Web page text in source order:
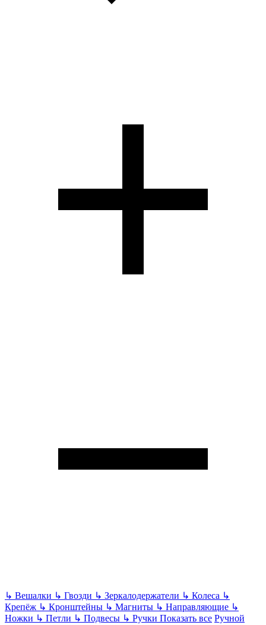
↳ Вешалки ↳ Гвозди ↳ Зеркалодержатели ↳ Колеса ↳
Крепёж ↳ Кронштейны ↳ Магниты ↳ Направляющие ↳
Ножки ↳ Петли ↳ Подвесы ↳ Ручки Показать все Ручной